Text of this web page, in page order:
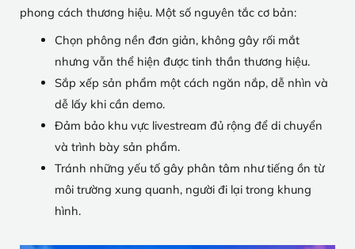
phong cách thương hiệu. Một số nguyên tắc cơ bản:
Chọn phông nền đơn giản, không gây rối mắt
nhưng vẫn thể hiện được tinh thần thương hiệu.
Sắp xếp sản phẩm một cách ngăn nắp, dễ nhìn và
dễ lấy khi cần demo.
Đảm bảo khu vực livestream đủ rộng để di chuyển
và trình bày sản phẩm.
Tránh những yếu tố gây phân tâm như tiếng ồn từ
môi trường xung quanh, người đi lại trong khung
hình.